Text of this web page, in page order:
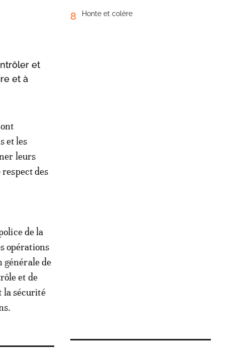
et
et à
et les
leurs
des
de la
opérations
générale de
et de
la sécurité
8 Honte et colère